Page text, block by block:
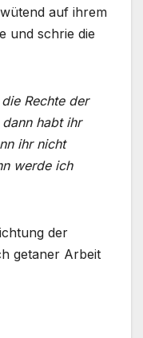
auf ihrem
und schrie die
Rechte der
habt ihr
ihr nicht
werde ich
der
getaner Arbeit